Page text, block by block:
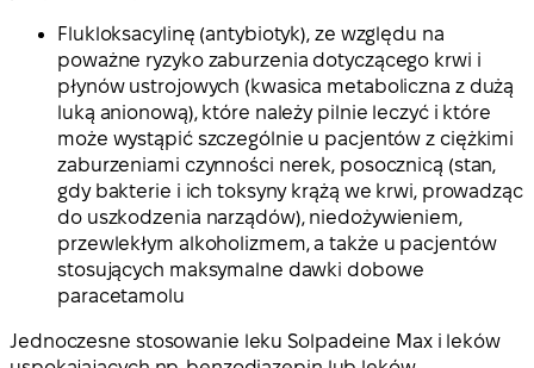
Flukloksacylinę (antybiotyk), ze względu na
poważne ryzyko zaburzenia dotyczącego krwi i
płynów ustrojowych (kwasica metaboliczna z dużą
luką anionową), które należy pilnie leczyć i które
może wystąpić szczególnie u pacjentów z ciężkimi
zaburzeniami czynności nerek, posocznicą (stan,
gdy bakterie i ich toksyny krążą we krwi, prowadząc
do uszkodzenia narządów), niedożywieniem,
przewlekłym alkoholizmem, a także u pacjentów
stosujących maksymalne dawki dobowe
paracetamolu
Jednoczesne stosowanie leku Solpadeine Max i leków